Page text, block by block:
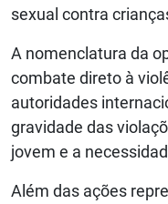
sexual contra
A nomenclatura da
combate direto à
autoridades
gravidade das
jovem e a
Além das ações